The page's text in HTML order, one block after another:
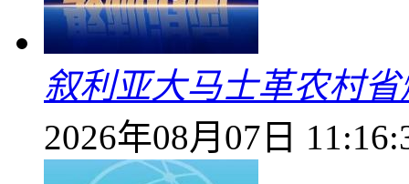
叙利亚大马士革农村
2026年08月07日